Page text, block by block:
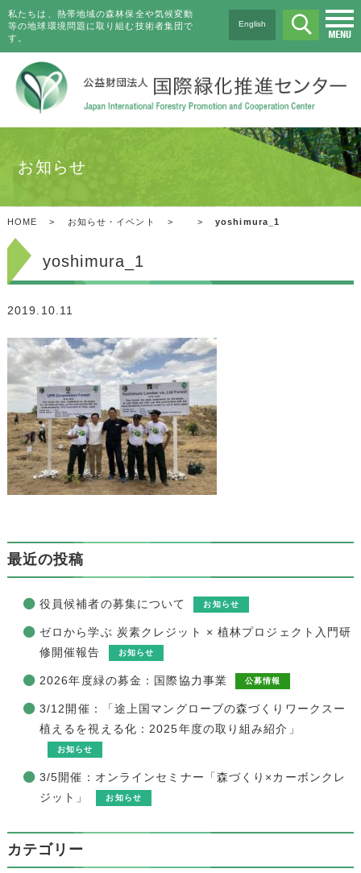
私たちは、熱帯地域の森林保全や気候変動
等の地球環境問題に取り組む技術者集団で
す。
English
お知らせ
HOME > お知らせ・イベント > > yoshimura_1
yoshimura_1
2019.10.11
最近の投稿
役員候補者の募集について お知らせ
ゼロから学ぶ 炭素クレジット × 植林プロジェクト入門研
修開催報告
お知らせ
2026年度緑の募金：国際協力事業 公募情報
3/12開催：「途上国マングローブの森づくりワークスー
植えるを視える化：2025年度の取り組み紹介」
お知らせ
3/5開催：オンラインセミナー「森づくり×カーボンクレ
ジット」
お知らせ
カテゴリー